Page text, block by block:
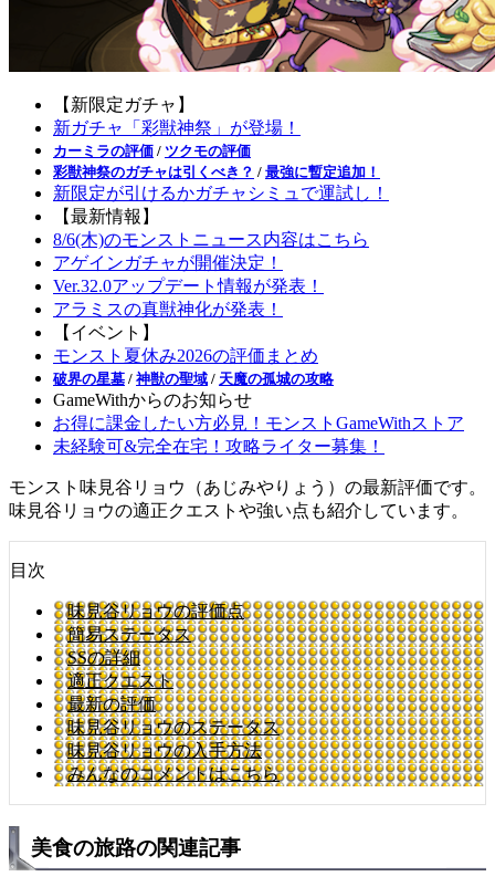
【新限定ガチャ】
新ガチャ「彩獣神祭」が登場！
カーミラの評価 / ツクモの評価
彩獣神祭のガチャは引くべき？ / 最強に暫定追加！
新限定が引けるかガチャシミュで運試し！
【最新情報】
8/6(木)のモンストニュース内容はこちら
アゲインガチャが開催決定！
Ver.32.0アップデート情報が発表！
アラミスの真獣神化が発表！
【イベント】
モンスト夏休み2026の評価まとめ
破界の星墓 / 神獣の聖域 / 天魔の孤城の攻略
GameWithからのお知らせ
お得に課金したい方必見！モンストGameWithストア
未経験可&完全在宅！攻略ライター募集！
モンスト味見谷リョウ（あじみやりょう）の最新評価です。
味見谷リョウの適正クエストや強い点も紹介しています。
目次
味見谷リョウの評価点
簡易ステータス
SSの詳細
適正クエスト
最新の評価
味見谷リョウのステータス
味見谷リョウの入手方法
みんなのコメントはこちら
美食の旅路の関連記事